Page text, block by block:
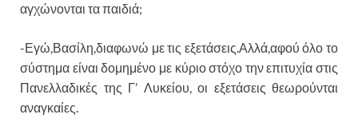
αγχώνονται τα παιδιά;
-Εγώ,Βασίλη,διαφωνώ με τις εξετάσεις.Αλλά,αφού όλο το
σύστημα είναι δομημένο με κύριο στόχο την επιτυχία στις
Πανελλαδικές της Γ’ Λυκείου, οι εξετάσεις θεωρούνται
αναγκαίες.